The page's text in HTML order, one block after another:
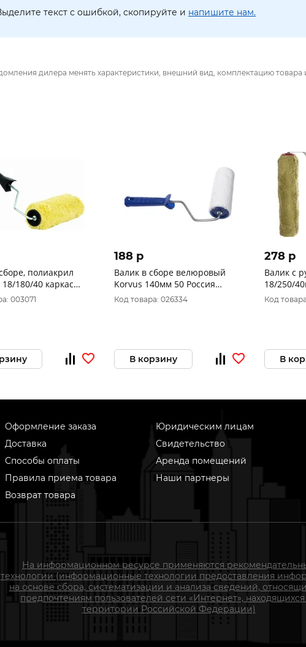
текст с ошибкой, скопируйте и напишите нам.
дилера менять характеристики, внешний вид, комплектацию
полиакрил
180/40 каркас
Китай 0303017
003071
188 p
Валик в сборе велюровый
Korvus 140мм 50 Россия
0306180
Код товара: 026334
В корзину
278 p
Валик с
18/250/
Россия
Код
В
Оформление заказа
Доставка
Способы оплаты
Правила приема товара
Возврат товара
Юридическим лицам
Свидетельство
Аренда помещений
Наши партнеры
На информационном ресурсе применяются
технологии (информационные технологии предоставления
на основе сбора, систематизации и анализа сведений,
предпочтениям пользователей сети «Интернет», находящихся
территории Российской Федерации)